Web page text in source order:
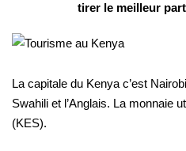
tirer le meilleur
La capitale du Kenya c’est
Swahili et l’Anglais. La monnaie
(KES).